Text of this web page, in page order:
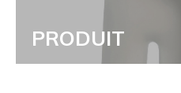
PRODUIT